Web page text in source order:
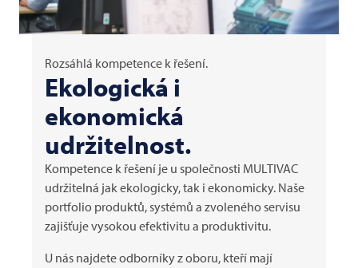
Rozsáhlá kompetence k řešení.
Ekologická i
ekonomická
udržitelnost.
Kompetence k řešení je u společnosti MULTIVAC
udržitelná jak ekologicky, tak i ekonomicky. Naše
portfolio produktů, systémů a zvoleného servisu
zajišťuje vysokou efektivitu a produktivitu.
U nás najdete odborníky z oboru, kteří mají